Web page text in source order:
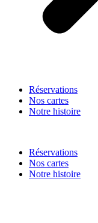
Réservations
Nos cartes
Notre histoire
Réservations
Nos cartes
Notre histoire